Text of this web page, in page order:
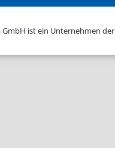
GmbH ist ein Unternehmen der